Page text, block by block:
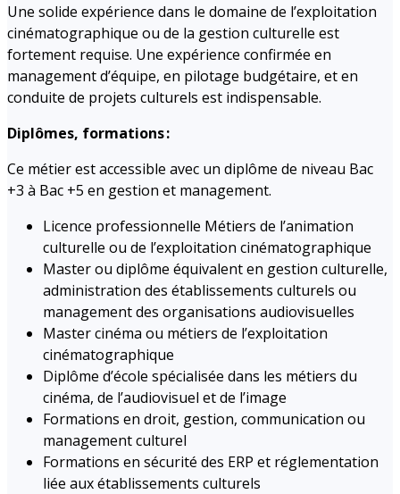
Une solide expérience dans le domaine de l’exploitation
cinématographique ou de la gestion culturelle est
fortement requise. Une expérience confirmée en
management d’équipe, en pilotage budgétaire, et en
conduite de projets culturels est indispensable.
Diplômes, formations :
Ce métier est accessible avec un diplôme de niveau Bac
+3 à Bac +5 en gestion et management.
Licence professionnelle Métiers de l’animation
culturelle ou de l’exploitation cinématographique
Master ou diplôme équivalent en gestion culturelle,
administration des établissements culturels ou
management des organisations audiovisuelles
Master cinéma ou métiers de l’exploitation
cinématographique
Diplôme d’école spécialisée dans les métiers du
cinéma, de l’audiovisuel et de l’image
Formations en droit, gestion, communication ou
management culturel
Formations en sécurité des ERP et réglementation
liée aux établissements culturels